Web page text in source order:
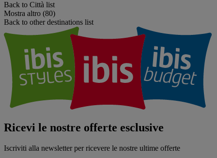
Back to Città list
Mostra altro (80)
Back to other destinations list
Ricevi le nostre offerte esclusive
Iscriviti alla newsletter per ricevere le nostre ultime offerte